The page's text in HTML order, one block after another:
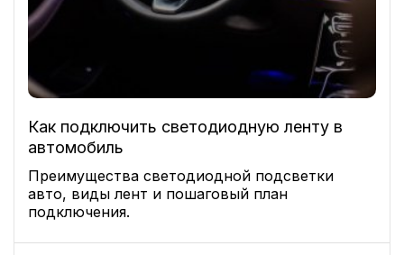
Как подключить светодиодную ленту в
автомобиль
Преимущества светодиодной подсветки
авто, виды лент и пошаговый план
подключения.